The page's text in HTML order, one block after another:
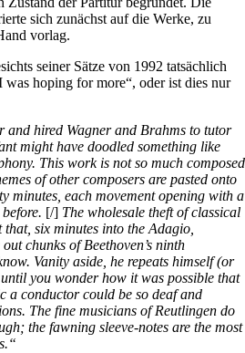
sich zunächst auf die Werke, zu
vorlag.
seiner Sätze von 1992 tatsächlich
was hoping for more“, oder ist dies nur
hired Wagner and Brahms to tutor
might have doodled something like
This work is not so much composed
of other composers are pasted onto
minutes, each movement opening with a
[/] The wholesale theft of classical
that, six minutes into the Adagio,
chunks of Beethoven’s ninth
Vanity aside, he repeats himself (or
you wonder how it was possible that
a conductor could be so deaf and
The fine musicians of Reutlingen do
the fawning sleeve-notes are the most